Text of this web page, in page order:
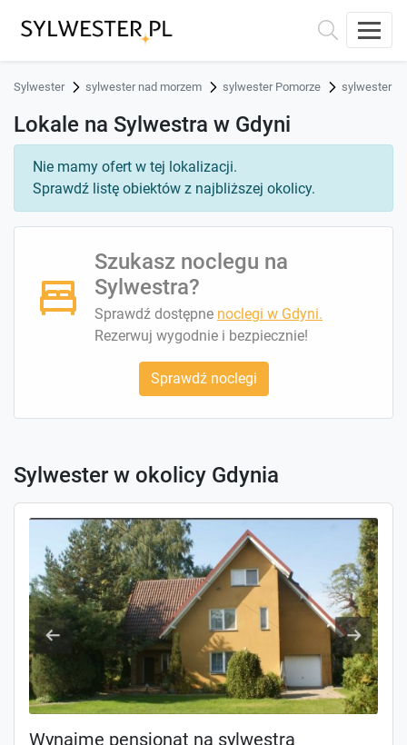
Sylwester sylwester nad morzem sylwester Pomorze sylwester
Lokale na Sylwestra w Gdyni
Nie mamy ofert w tej lokalizacji.
Sprawdź listę obiektów z najbliższej okolicy.
Szukasz noclegu na
Sylwestra?
Sprawdź dostępne noclegi w Gdyni.
Rezerwuj wygodnie i bezpiecznie!
Sprawdź noclegi
Sylwester w okolicy Gdynia
Wynajmę pensjonat na sylwestra